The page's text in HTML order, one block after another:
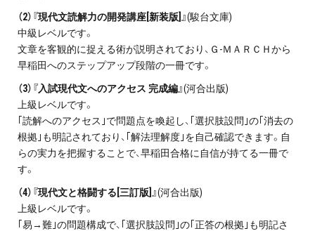
（2）『現代文読解力の開発講座[新装版]』(駿台文庫)
中級レベルです。
文章を客観的に捉える術が説明されており、Ｇ-ＭＡＲＣＨから
早稲田へのステップアップ段階の一冊です。
（3）『入試現代文へのアクセス 完成編』(河合出版)
上級レベルです。
｢読解へのアクセス｣で問題点を喚起し、｢選択肢設問｣の｢消去の
根拠｣も明記されており、｢解法理解度｣を自己確認できます。自
らの実力を把握することで、早稲田合格に自信が持てる一冊で
す。
（4）『現代文と格闘する[三訂版]』(河合出版)
上級レベルです。
｢易→難｣の問題構成で、｢選択肢設問｣の｢正答の根拠｣も明記さ